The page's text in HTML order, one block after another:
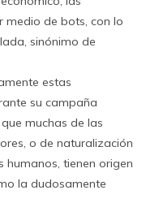
medio de bots, con lo
sinónimo de
estas
su campaña
muchas de las
o de naturalización
humanos, tienen origen
la dudosamente